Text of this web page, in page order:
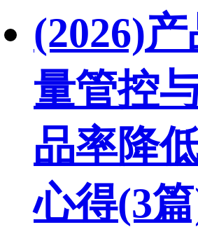
(2026)
量管控
品率降
心得(3